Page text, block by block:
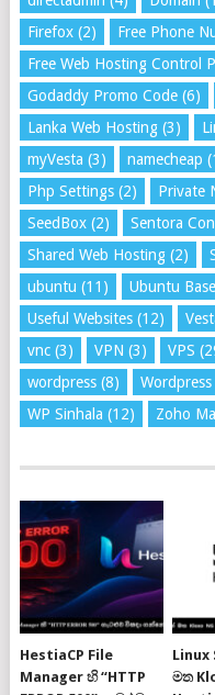
Firefox(2) Free Phone
Free Web Hosting Control
Godaddy Promo Code(6)
Lanka Web Hosting(3)
myVesta (3) namecheap
Php Settings(2) Private
SeedBox(2) Sentora
Shared Web Hosting(2)
ubuntu (11) Ubuntu
Useful Websites(12)
vnc(3) VPN (3) VPS
wordpress(8) Wordpress
WP Sinhala (12) Zoho
HestiaCP File
Manager හි “HTTP
මත